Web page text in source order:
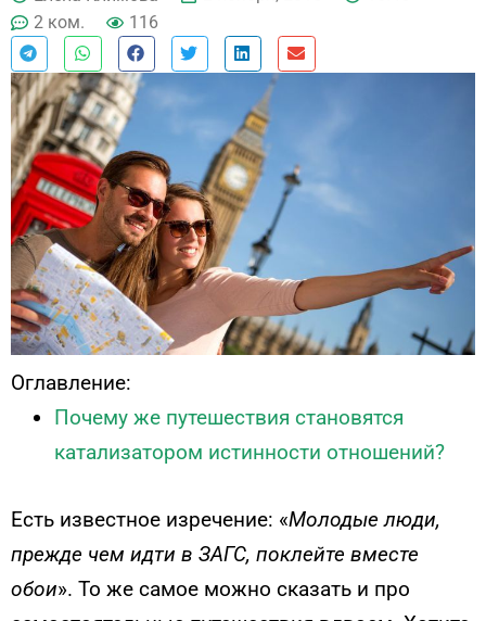
2 ком.
116
Оглавление:
Почему же путешествия становятся
катализатором истинности отношений?
Есть известное изречение: «Молодые люди,
прежде чем идти в ЗАГС, поклейте вместе
обои». То же самое можно сказать и про